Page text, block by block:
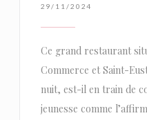
29/11/2024
Ce grand restaurant
Commerce et Saint-
nuit, est-il en train de
jeunesse comme